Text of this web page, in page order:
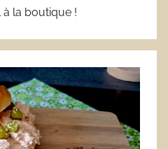
à la boutique !